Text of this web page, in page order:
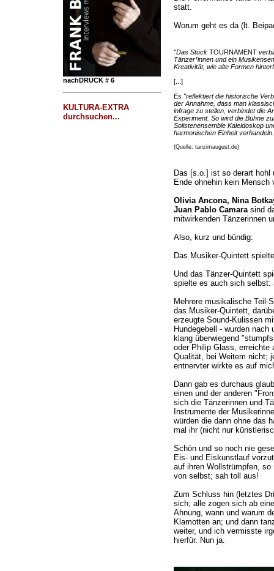
nachDRUCK # 6
KULTURA-EXTRA
durchsuchen...
statt.
Worum geht es da (lt.
"Das StückTOURNAMENT
Tänzer*innen und ein
Kreativität, wie alte Formen
[...]
Es "reflektiert die historische
der Annahme, dass man
infrage zu stellen, verbindet die
Experiment. So wird die Bühne
Solistenensemble Kaleidoskop
harmonischen Einheit
(Quelle: tanzimaugust.de)
Das [s.o.] ist so derart
Ende ohnehin kein Mensch
Olivia Ancona, Nina
Juan Pablo Camarasind
mitwirkenden Tänzerinnen
Also, kurz und bündig:
Das Musiker-Quintett
Und das Tänzer-Quintett
spielte es auch sich selbst:
Mehrere musikalische Teil-
das Musiker-Quintett,
erzeugte Sound-Kulissen
Hundegebell - wurden
klang überwiegend
oder Philip Glass, erreichte
Qualität, bei Weitem nicht;
entnervter wirkte es auf
Dann gab es durchaus
einen und der anderen
sich die Tänzerinnen und
Instrumente der
würden die dann ohne das
mal ihr (nicht nur
Schön und so noch nie
Eis- und Eiskunstlauf
auf ihren Wollstrümpfen,
von selbst; sah toll aus!
Zum Schluss hin (letztes
sich; alle zogen sich ab
Ahnung, wann und warum
Klamotten an; und dann
weiter, und ich vermisste
hierfür. Nun ja.